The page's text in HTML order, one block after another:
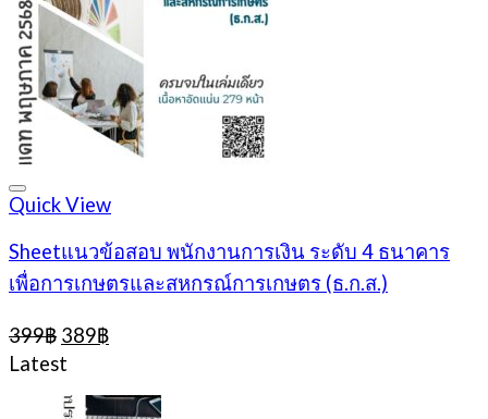
Quick View
Sheetแนวข้อสอบ พนักงานการเงิน ระดับ 4 ธนาคาร
เพื่อการเกษตรและสหกรณ์การเกษตร (ธ.ก.ส.)
399฿ Original
price
was:
399฿.
389฿Current
389฿.
Latest